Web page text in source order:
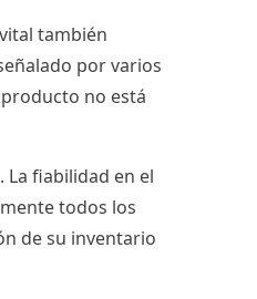
también
por varios
no está
fiabilidad en el
todos los
de su inventario